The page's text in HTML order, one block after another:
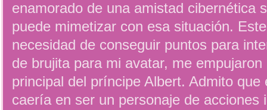
enamorado de una amistad cibernética
puede mimetizar con esa situación.
necesidad de conseguir puntos para
de brujita para mi avatar, me
principal del príncipe Albert. Admito
caería en ser un personaje de acciones